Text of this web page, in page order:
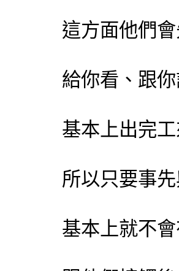
這方面他們
給你看、跟你
基本上出完
所以只要事
基本上就不